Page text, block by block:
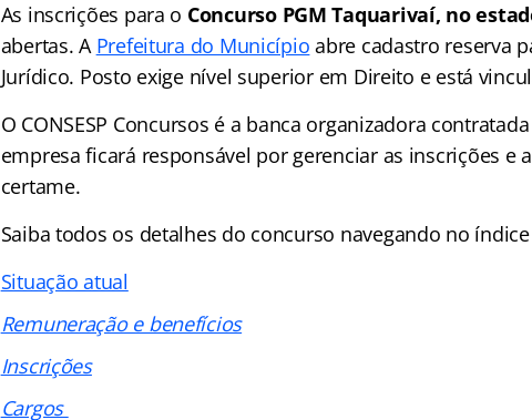
As inscrições para o Concurso PGM Taquarivaí, no
abertas. A Prefeitura do Município abre cadastro reserva
Jurídico. Posto exige nível superior em Direito e está
O CONSESP Concursos é a banca organizadora
empresa ficará responsável por gerenciar as inscrições e
certame.
Saiba todos os detalhes do concurso navegando no
Situação atual
Remuneração e benefícios
Inscrições
Cargos